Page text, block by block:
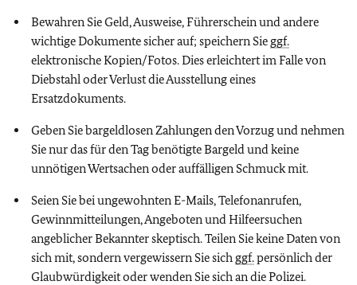
Bewahren Sie Geld, Ausweise, Führerschein und andere
wichtige Dokumente sicher auf; speichern Sie ggf.
elektronische Kopien/Fotos. Dies erleichtert im Falle von
Diebstahl oder Verlust die Ausstellung eines
Ersatzdokuments.
Geben Sie bargeldlosen Zahlungen den Vorzug und nehmen
Sie nur das für den Tag benötigte Bargeld und keine
unnötigen Wertsachen oder auffälligen Schmuck mit.
Seien Sie bei ungewohnten E-Mails, Telefonanrufen,
Gewinnmitteilungen, Angeboten und Hilfeersuchen
angeblicher Bekannter skeptisch. Teilen Sie keine Daten von
sich mit, sondern vergewissern Sie sich ggf.persönlich der
Glaubwürdigkeit oder wenden Sie sich an die Polizei.